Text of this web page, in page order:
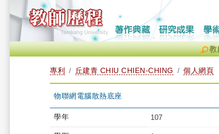
教
專利 丘建青 CHIU CHIEN-CHING 個人網頁
物聯網電腦散熱底座
學年 107